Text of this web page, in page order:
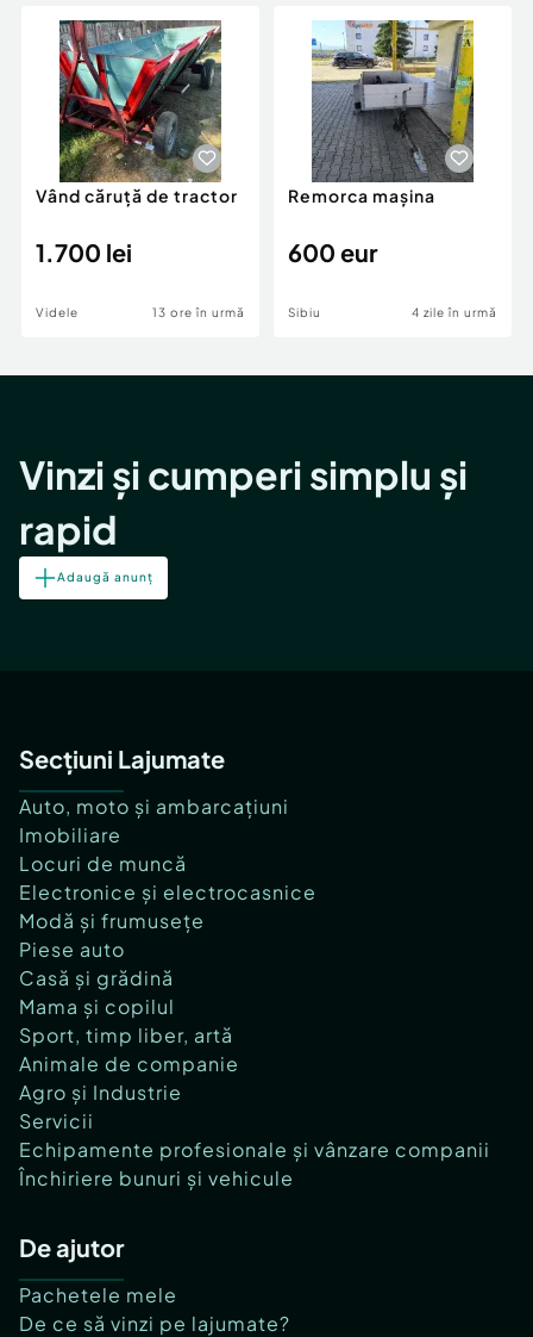
Servicii
Animale de companie
Afaceri și echipamente profesionale
Inchiriere Bunuri si Vehicule
Utilaje agricole si industriale
Piese auto si accesorii
Dacia Duster
Vând căruță de tractor
1.700 lei
Videle 13 ore în urmă
Remorca mașina
600 eur
Sibiu 4 zile în urmă
Vinzi și cumperi simplu și
rapid
Adaugă anunț
Secțiuni Lajumate
Auto, moto și ambarcațiuni
Imobiliare
Locuri de muncă
Electronice și electrocasnice
Modă și frumusețe
Piese auto
Casă și grădină
Mama și copilul
Sport, timp liber, artă
Animale de companie
Agro și Industrie
Servicii
Echipamente profesionale și vânzare companii
Închiriere bunuri și vehicule
De ajutor
Pachetele mele
De ce să vinzi pe lajumate?